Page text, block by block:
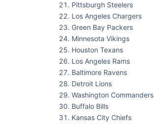
Pittsburgh Steelers
Los Angeles Chargers
Green Bay Packers
Minnesota Vikings
Houston Texans
Los Angeles Rams
Baltimore Ravens
Detroit Lions
Washington Commanders
Buffalo Bills
Kansas City Chiefs